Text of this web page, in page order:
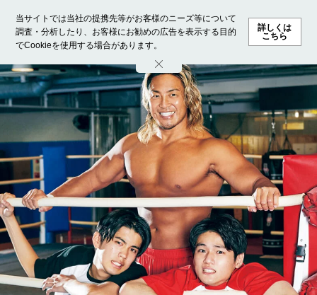
当サイトでは当社の提携先等がお客様のニーズ等について
調査・分析したり、お客様にお勧めの広告を表示する目的
でCookieを使用する場合があります。
詳しくは
こちら
ホーム モデル募集 ランキング ファッション ビューテ